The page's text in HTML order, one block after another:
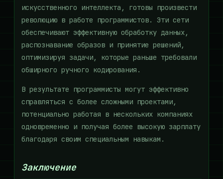
искусственного интеллекта, готовы произвести
революцию в работе программистов. Эти сети
обеспечивают эффективную обработку данных,
распознавание образов и принятие решений,
оптимизируя задачи, которые раньше требовали
обширного ручного кодирования.
В результате программисты могут эффективно
справляться с более сложными проектами,
потенциально работая в нескольких компаниях
одновременно и получая более высокую зарплату
благодаря своим специальным навыкам.
Заключение